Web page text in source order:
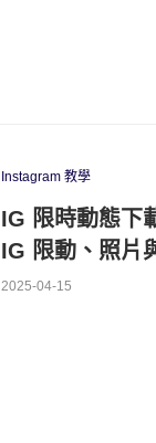
Instagram 教學
IG 限時動態下
IG 限動、照片
2025-04-15